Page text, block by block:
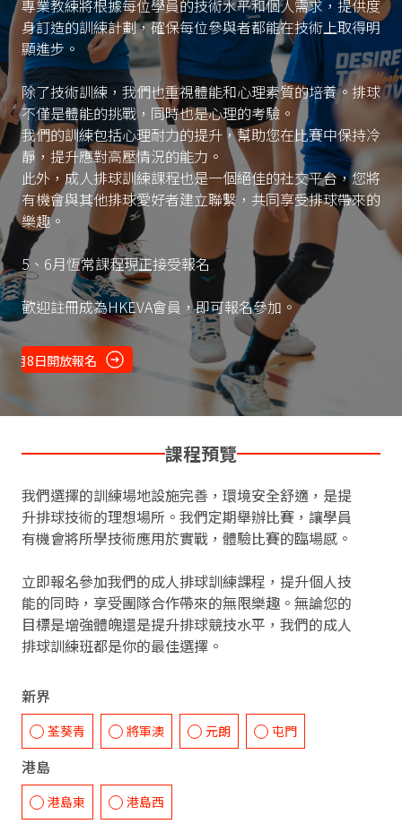
專業教練將根據每位學員的技術水平和個人需求，提供度
身訂造的訓練計劃，確保每位參與者都能在技術上取得明
顯進步。
除了技術訓練，我們也重視體能和心理素質的培養。排球
不僅是體能的挑戰，同時也是心理的考驗。
我們的訓練包括心理耐力的提升，幫助您在比賽中保持冷
靜，提升應對高壓情況的能力。
此外，成人排球訓練課程也是一個絕佳的社交平台，您將
有機會與其他排球愛好者建立聯繫，共同享受排球帶來的
樂趣。
5、6月恆常課程現正接受報名
歡迎註冊成為HKEVA會員，即可報名參加。
8月8日開放報名
課程預覽
我們選擇的訓練場地設施完善，環境安全舒適，是提
升排球技術的理想場所。我們定期舉辦比賽，讓學員
有機會將所學技術應用於實戰，體驗比賽的臨場感。
立即報名參加我們的成人排球訓練課程，提升個人技
能的同時，享受團隊合作帶來的無限樂趣。無論您的
目標是增強體魄還是提升排球競技水平，我們的成人
排球訓練班都是你的最佳選擇。
新界
荃葵青 將軍澳 元朗 屯門
港島
港島東 港島西